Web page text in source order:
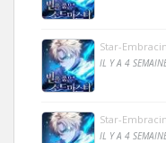
Star-
IL Y A 4
Star-
IL Y A 4